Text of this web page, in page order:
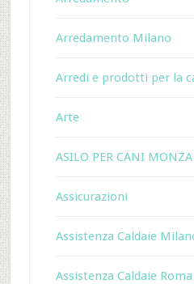
Arredamento Milano
Arredi e prodotti per la
Arte
ASILO PER CANI MONZA
Assicurazioni
Assistenza Caldaie
Assistenza Caldaie Roma